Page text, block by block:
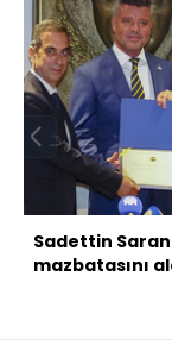
Sadettin Saran
mazbatasını